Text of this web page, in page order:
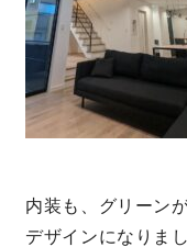
内装も、グリーン
デザインになりまし